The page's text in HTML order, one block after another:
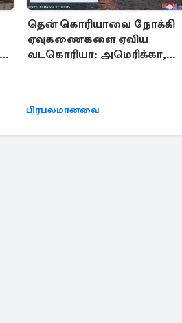
தென் கொரியாவை நோக்கி
ஏவுகணைகளை ஏவிய
வடகொரியா: அமெரிக்கா,
தகவல்
பிரபலமானவை